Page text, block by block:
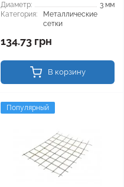
Диаметр:
3 мм
Категория:
Металлические
сетки
134.73 грн
В корзину
Популярный